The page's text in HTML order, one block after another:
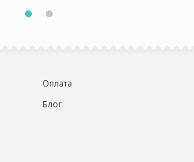
Оплата
Блог